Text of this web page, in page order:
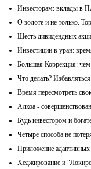
Инвесторам: вклады в
О золоте и не только.
Шесть дивидендных
Инвестиции в уран:
Большая Коррекция: чем
Что делать?
Время пересмотреть
Алкоа -
Будь инвестором и
Четыре способа не
Приложение
Хеджирование и